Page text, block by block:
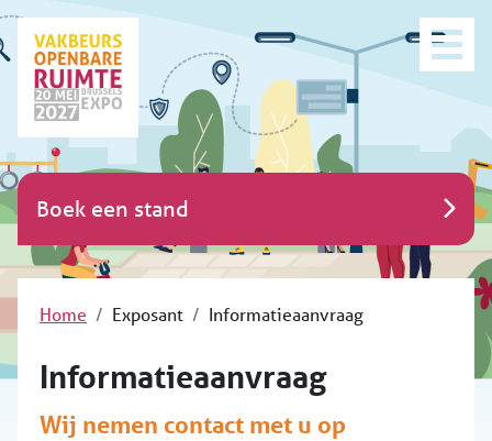
Boek een stand
Home Exposant Informatieaanvraag
Informatieaanvraag
Wij nemen contact met u op